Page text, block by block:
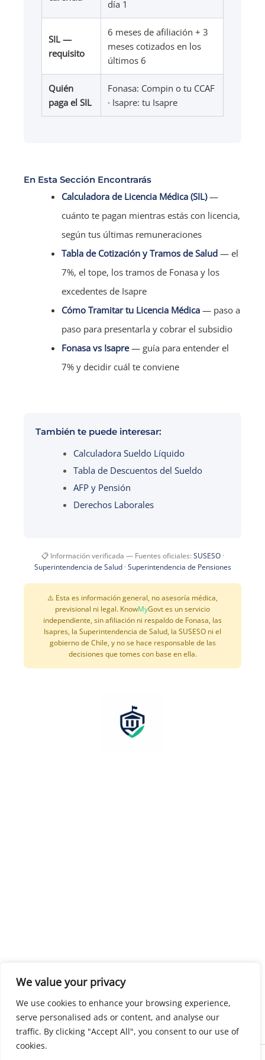
We value your privacy
We use cookies to enhance your browsing experience,
serve personalised ads or content, and analyse our
traffic. By clicking "Accept All", you consent to our use of
cookies.
día 1
SIL —
requisito
6 meses de afiliación + 3
meses cotizados en los
últimos 6
Quién
paga el SIL
Fonasa: Compin o tu CCAF
· Isapre: tu Isapre
En Esta Sección Encontrarás
Calculadora de Licencia Médica (SIL)—
cuánto te pagan mientras estás con licencia,
según tus últimas remuneraciones
Tabla de Cotización y Tramos de Salud— el
7%, el tope, los tramos de Fonasa y los
excedentes de Isapre
Cómo Tramitar tu Licencia Médica— paso a
paso para presentarla y cobrar el subsidio
Fonasa vs Isapre— guía para entender el
7% y decidir cuál te conviene
También te puede interesar:
Calculadora Sueldo Líquido
Tabla de Descuentos del Sueldo
AFP y Pensión
Derechos Laborales
📋 Información verificada — Fuentes oficiales: SUSESO·
Superintendencia de Salud· Superintendencia de Pensiones
⚠️ Esta es información general, no asesoría médica,
previsional ni legal. KnowMyGovt es un servicio
independiente, sin afiliación ni respaldo de Fonasa, las
Isapres, la Superintendencia de Salud, la SUSESO ni el
gobierno de Chile, y no se hace responsable de las
decisiones que tomes con base en ella.